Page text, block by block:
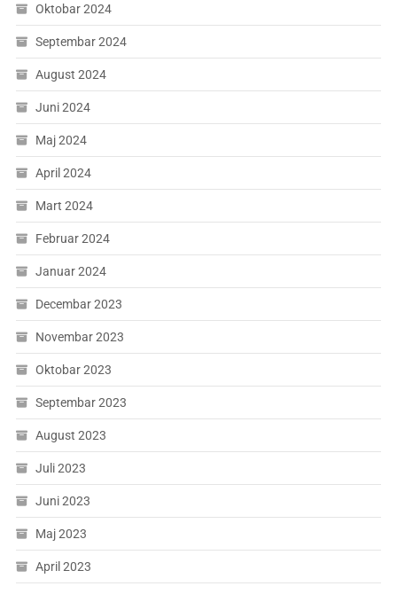
Oktobar 2024
Septembar 2024
August 2024
Juni 2024
Maj 2024
April 2024
Mart 2024
Februar 2024
Januar 2024
Decembar 2023
Novembar 2023
Oktobar 2023
Septembar 2023
August 2023
Juli 2023
Juni 2023
Maj 2023
April 2023